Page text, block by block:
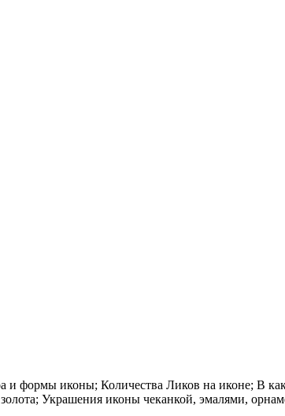
и формы иконы; Количества Ликов на иконе; В
Украшения иконы чеканкой, эмалями,